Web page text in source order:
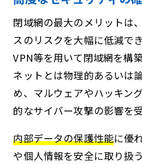
閉域網の最大のメリットは
スのリスクを大幅に低減で
VPN等を用いて閉域網を構
ネットとは物理的あるいは
め、マルウェアやハッキン
的なサイバー攻撃の影響を
内部データの保護性能に優
や個人情報を安全に取り扱